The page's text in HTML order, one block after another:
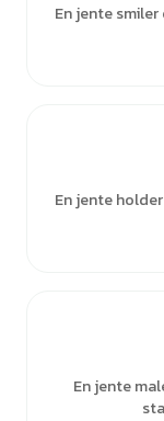
En jente
En jente
En jente